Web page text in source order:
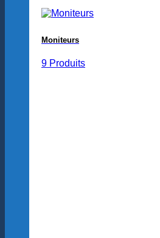
Moniteurs
9 Produits